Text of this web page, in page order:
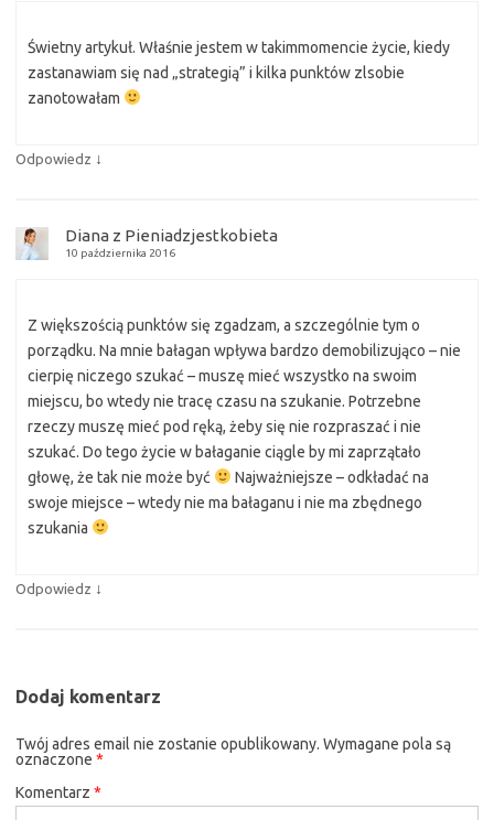
Świetny artykuł. Właśnie jestem w takimmomencie życie, kiedy
zastanawiam się nad „strategią” i kilka punktów zlsobie
zanotowałam
Odpowiedz ↓
Diana z Pieniadzjestkobieta
10 października 2016
Z większością punktów się zgadzam, a szczególnie tym o
porządku. Na mnie bałagan wpływa bardzo demobilizująco – nie
cierpię niczego szukać – muszę mieć wszystko na swoim
miejscu, bo wtedy nie tracę czasu na szukanie. Potrzebne
rzeczy muszę mieć pod ręką, żeby się nie rozpraszać i nie
szukać. Do tego życie w bałaganie ciągle by mi zaprzątało
głowę, że tak nie może być
Najważniejsze – odkładać na
swoje miejsce – wtedy nie ma bałaganu i nie ma zbędnego
szukania
Odpowiedz ↓
Dodaj komentarz
Twój adres email nie zostanie opublikowany. Wymagane pola są
oznaczone *
Komentarz *